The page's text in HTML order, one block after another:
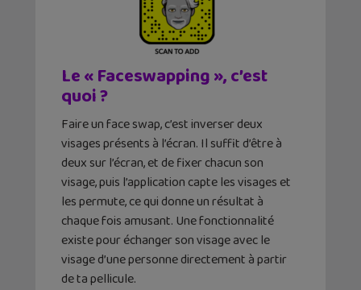
Le « Faceswapping », c’est
quoi ?
Faire un face swap, c’est inverser deux
visages présents à l’écran. Il suffit d’être à
deux sur l’écran, et de fixer chacun son
visage, puis l’application capte les visages et
les permute, ce qui donne un résultat à
chaque fois amusant. Une fonctionnalité
existe pour échanger son visage avec le
visage d’une personne directement à partir
de ta pellicule.